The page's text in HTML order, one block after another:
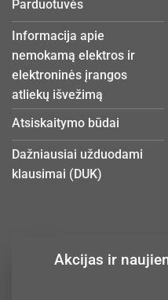
Parduotuvės
Informacija apie
nemokamą elektros ir
elektroninės įrangos
atliekų išvežimą
Atsiskaitymo būdai
Dažniausiai užduodami
klausimai (DUK)
Akcijas ir